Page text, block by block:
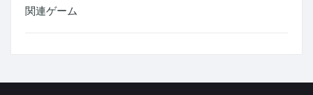
関連ゲーム